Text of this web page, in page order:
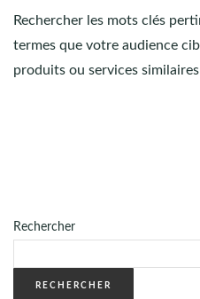
Rechercher les mots clés
termes que votre audience
produits ou services
Rechercher
RECHERCHER